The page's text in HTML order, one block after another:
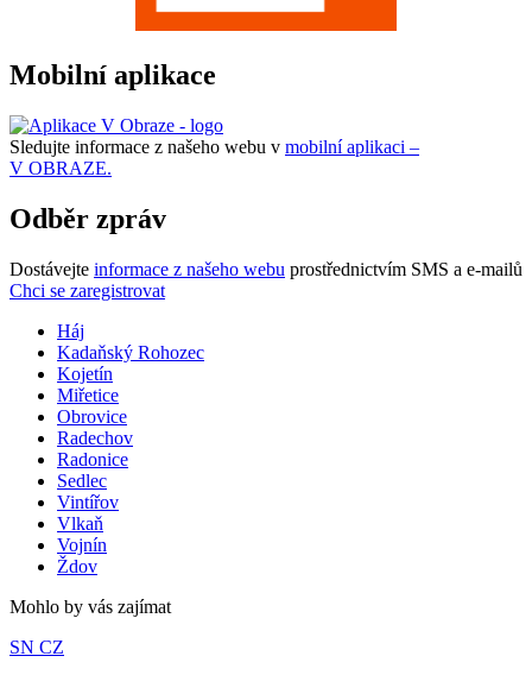
Mobilní aplikace
Sledujte informace z našeho webu v mobilní aplikaci –
V OBRAZE.
Odběr zpráv
Dostávejte informace z našeho webu prostřednictvím SMS a e-mailů
Chci se zaregistrovat
Háj
Kadaňský Rohozec
Kojetín
Miřetice
Obrovice
Radechov
Radonice
Sedlec
Vintířov
Vlkaň
Vojnín
Ždov
Mohlo by vás zajímat
SN CZ